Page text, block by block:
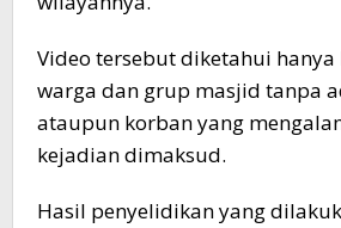
Video tersebut diketahui
warga dan grup masjid tanpa
ataupun korban yang
kejadian dimaksud.
Hasil penyelidikan yang